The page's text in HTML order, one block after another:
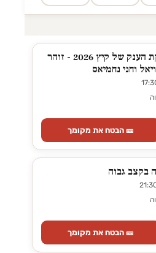
בת הים הקטנה - הפקת הענק של קיץ 2026 - זוהר
וחני נחמיאס
🎫 הבטח את מקומך
בקצב גבוה
🎫 הבטח את מקומך